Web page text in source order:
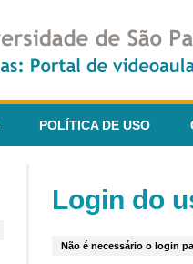
POLÍTICA DE USO
Login do
Não é necessário o login